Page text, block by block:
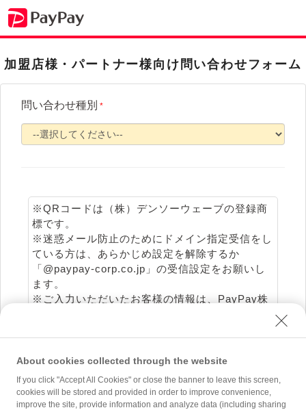
加盟店様・パートナー様向け問い合わせフォーム
問い合わせ種別 *
※QRコードは（株）デンソーウェーブの登録商
標です。
※迷惑メール防止のためにドメイン指定受信をし
ている方は、あらかじめ設定を解除するか
「@paypay-corp.co.jp」の受信設定をお願いし
ます。
※ご入力いただいたお客様の情報は、PayPay株
情報を利用することはありません。
About cookies collected through the website
If you click "Accept All Cookies" or close the banner to leave this screen,
cookies will be stored and provided in order to improve convenience,
improve the site, provide information and analyze data (including sharing